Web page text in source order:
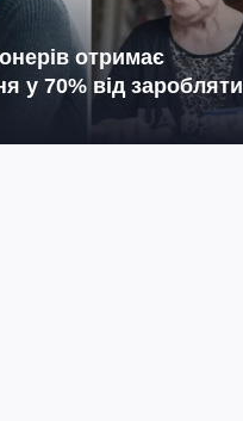
отримає
у 70% від заробляти